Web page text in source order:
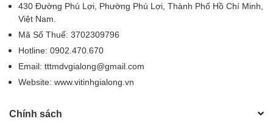
430 Đường Phú Lợi, Phường Phú Lợi, Thành Phố Hồ Chí Minh,
Việt Nam.
Mã Số Thuế: 3702309796
Hotline: 0902.470.670
Email: tttmdvgialong@gmail.com
Website: www.vitinhgialong.vn
Chính sách